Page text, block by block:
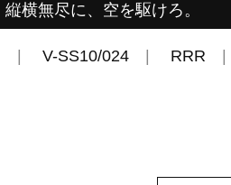
縦横無尽に、空を駆けろ。
V-SS10/024 RRR